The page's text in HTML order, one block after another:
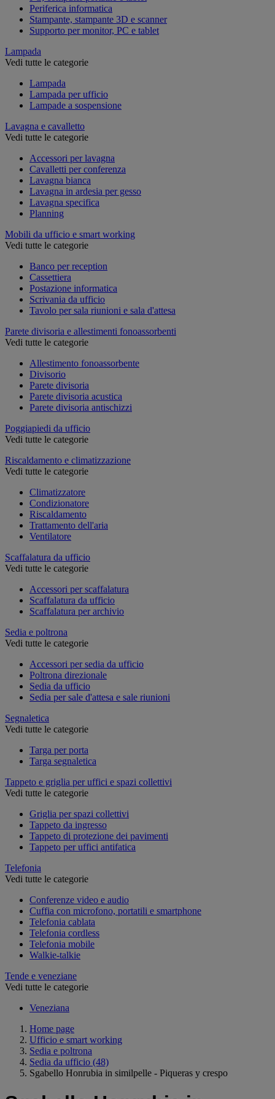
Periferica informatica
Stampante, stampante 3D e scanner
Supporto per monitor, PC e tablet
Lampada
Vedi tutte le categorie
Lampada
Lampada per ufficio
Lampade a sospensione
Lavagna e cavalletto
Vedi tutte le categorie
Accessori per lavagna
Cavalletti per conferenza
Lavagna bianca
Lavagna in ardesia per gesso
Lavagna specifica
Planning
Mobili da ufficio e smart working
Vedi tutte le categorie
Banco per reception
Cassettiera
Postazione informatica
Scrivania da ufficio
Tavolo per sala riunioni e sala d'attesa
Parete divisoria e allestimenti fonoassorbenti
Vedi tutte le categorie
Allestimento fonoassorbente
Divisorio
Parete divisoria
Parete divisoria acustica
Parete divisoria antischizzi
Poggiapiedi da ufficio
Vedi tutte le categorie
Riscaldamento e climatizzazione
Vedi tutte le categorie
Climatizzatore
Condizionatore
Riscaldamento
Trattamento dell'aria
Ventilatore
Scaffalatura da ufficio
Vedi tutte le categorie
Accessori per scaffalatura
Scaffalatura da ufficio
Scaffalatura per archivio
Sedia e poltrona
Vedi tutte le categorie
Accessori per sedia da ufficio
Poltrona direzionale
Sedia da ufficio
Sedia per sale d'attesa e sale riunioni
Segnaletica
Vedi tutte le categorie
Targa per porta
Targa segnaletica
Tappeto e griglia per uffici e spazi collettivi
Vedi tutte le categorie
Griglia per spazi collettivi
Tappeto da ingresso
Tappeto di protezione dei pavimenti
Tappeto per uffici antifatica
Telefonia
Vedi tutte le categorie
Conferenze video e audio
Cuffia con microfono, portatili e smartphone
Telefonia cablata
Telefonia cordless
Telefonia mobile
Walkie-talkie
Tende e veneziane
Vedi tutte le categorie
Veneziana
Home page
Ufficio e smart working
Sedia e poltrona
Sedia da ufficio (48)
Sgabello Honrubia in similpelle - Piqueras y crespo